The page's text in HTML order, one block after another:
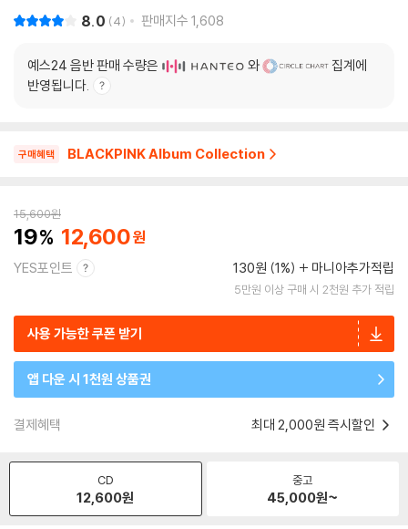
8.0 4 판매지수 1,608
예스24 음반 판매 수량은 와
집계에
반영됩니다.
구매혜택 BLACKPINK Album Collection
15,600원
19 12,600
YES포인트 130원 (1%) 마니아추가적립
5만원 이상 구매 시 2천원 추가 적립
사용 가능한 쿠폰 받기
앱 다운 시 1천원 상품권
결제혜택 최대 2,000원 즉시할인
CD
12,600원
중고
45,000원~